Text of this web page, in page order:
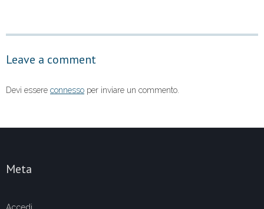
k
Leave a comment
Devi essere connesso per inviare un commento.
Meta